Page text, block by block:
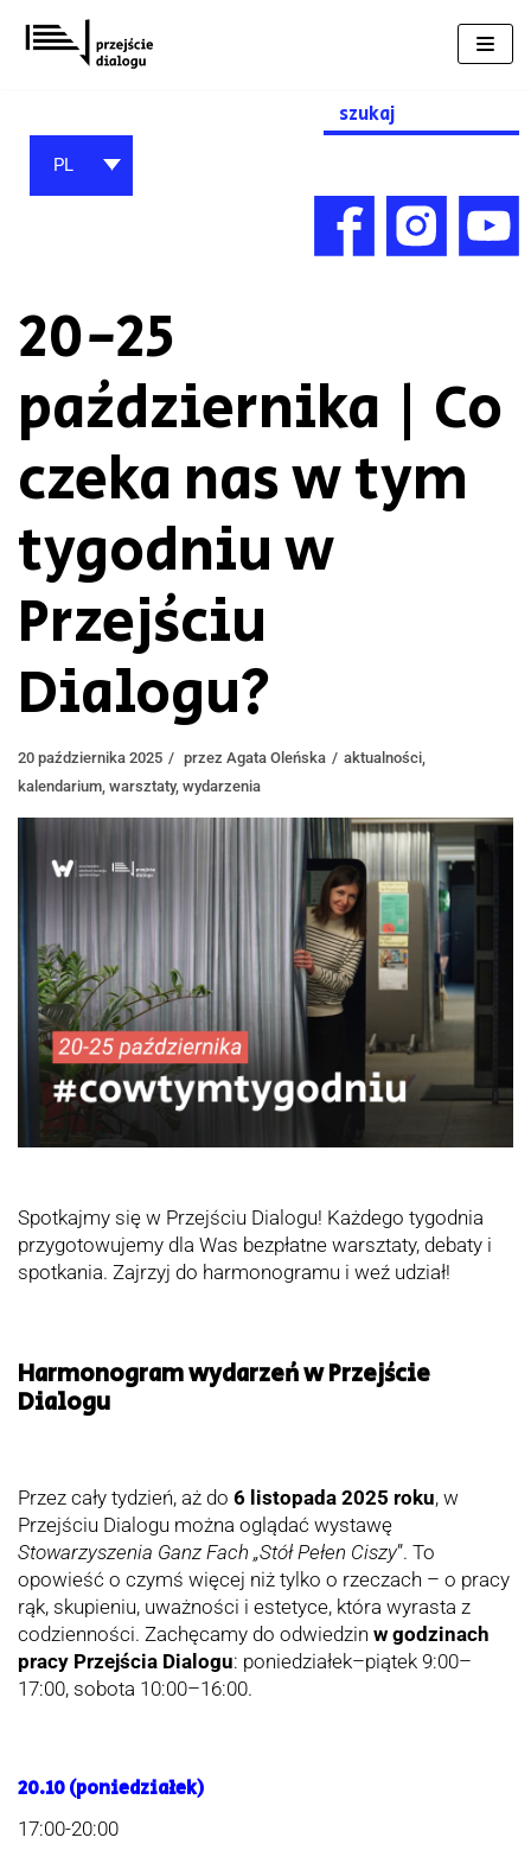
Przejdź
do
Search
for:
PL
20-25
października | Co
czeka nas w tym
tygodniu w
Przejściu
Dialogu?
20 października 2025 przez Agata Oleńska aktualności
kalendarium warsztaty, wydarzenia
Spotkajmy się w Przejściu Dialogu! Każdego tygodnia
przygotowujemy dla Was bezpłatne warsztaty, debaty i
spotkania. Zajrzyj do harmonogramu i weź udział!
Harmonogram wydarzeń w Przejście
Dialogu
Przez cały tydzień, aż do 6 listopada 2025 roku, w
Przejściu Dialogu można oglądać wystawę
Stowarzyszenia Ganz Fach „Stół Pełen Ciszy”. To
opowieść o czymś więcej niż tylko o rzeczach – o pracy
rąk, skupieniu, uważności i estetyce, która wyrasta z
codzienności. Zachęcamy do odwiedzin w godzinach
pracy Przejścia Dialogu: poniedziałek–piątek 9:00–
17:00, sobota 10:00–16:00.
20.10(poniedziałek)
17:00-20:00